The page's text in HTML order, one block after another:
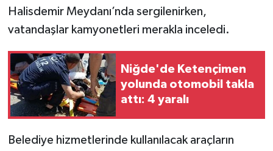
Halisdemir Meydanı’nda sergilenirken,
vatandaşlar kamyonetleri merakla inceledi.
Niğde'de Ketençimen
yolunda otomobil takla
attı: 4 yaralı
Belediye hizmetlerinde kullanılacak araçların